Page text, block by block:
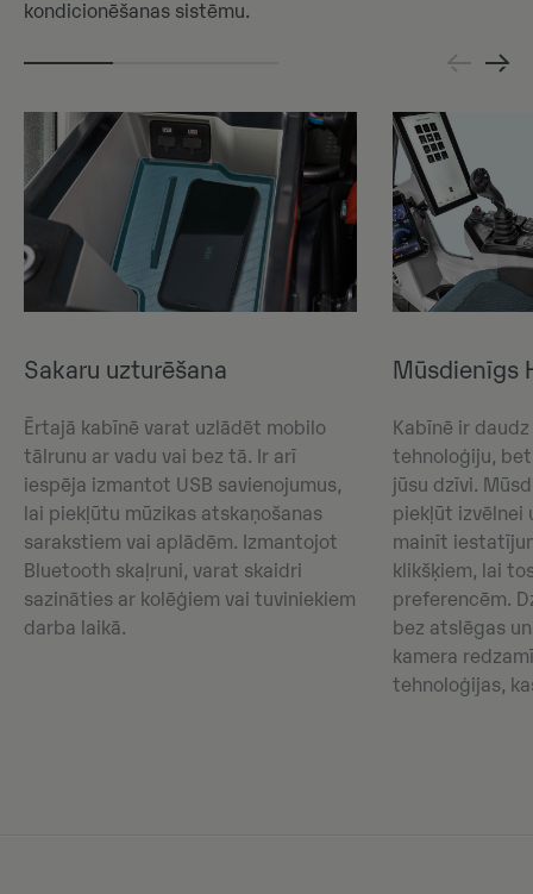
kondicionēšanas sistēmu.
Sakaru uzturēšana
Ērtajā kabīnē varat uzlādēt mobilo
tālrunu ar vadu vai bez tā. Ir arī
iespēja izmantot USB savienojumus,
lai piekļūtu mūzikas atskaņošanas
sarakstiem vai aplādēm. Izmantojot
Bluetooth skaļruni, varat skaidri
sazināties ar kolēģiem vai tuviniekiem
darba laikā.
Mūsdienīgs
Kabīnē ir
tehnoloģiju,
jūsu dzīvi.
piekļūt izvēlnei
mainīt
klikšķiem, lai
preferencēm.
bez atslēgas
kamera
tehnoloģijas,